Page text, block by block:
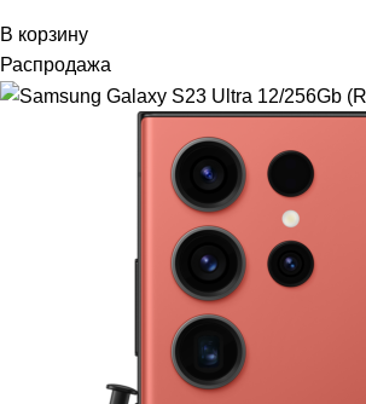
В корзину
Распродажа